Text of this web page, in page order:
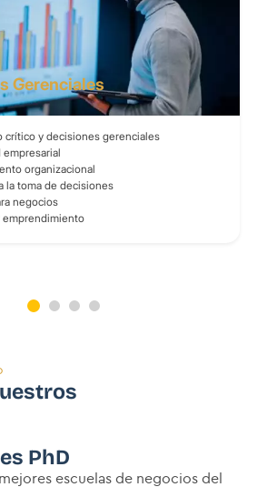
Gerenciales
crítico y decisiones gerenciales
organizacional
la toma de decisiones
negocios
emprendimiento
PhD
escuelas de negocios del